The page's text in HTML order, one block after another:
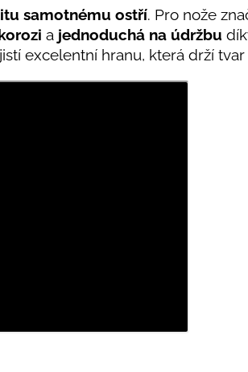
samotnému ostří. Pro nože
a jednoduchá na údržbu
excelentní hranu, která drží